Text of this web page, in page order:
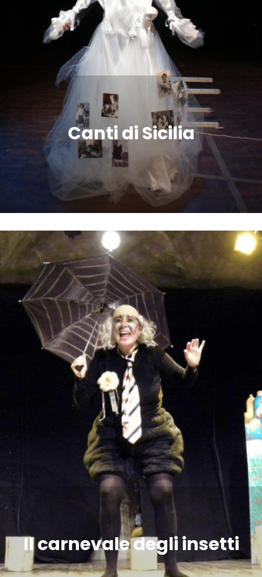
Canti di Sicilia
Il carnevale degli insetti